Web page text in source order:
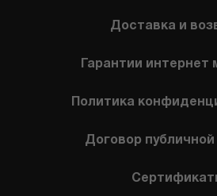
Доставка и
Гарантии интернет
Политика
Договор